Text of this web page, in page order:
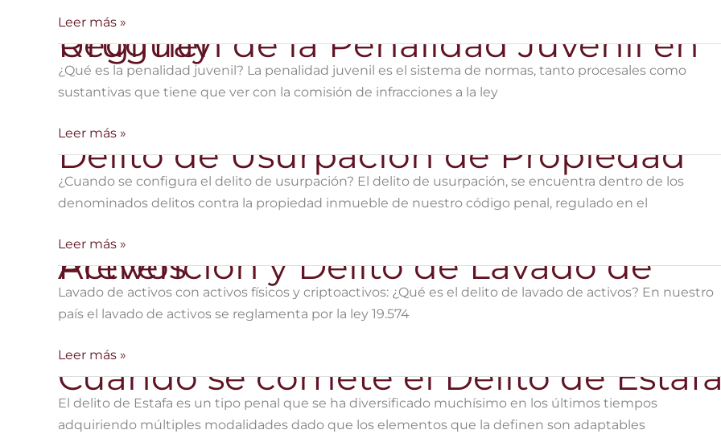
Penal
¿Cómo
Funcionan
los
Acuerdos
el
Proceso
Abreviado?
Leer más »
Régimen de la Penalidad Juvenil en Uruguay
¿Qué es la penalidad juvenil? La penalidad juvenil es el sistema de normas, tanto procesales como
sustantivas que tiene que ver con la comisión de infracciones a la ley
Régimen
de
la
Penalidad
en
Uruguay
Leer más »
Delito de Usurpación de Propiedad
¿Cuando se configura el delito de usurpación? El delito de usurpación, se encuentra dentro de los
denominados delitos contra la propiedad inmueble de nuestro código penal, regulado en el
Delito
de
Usurpación
de
Leer más »
Prevención y Delito de Lavado de Activos
Lavado de activos con activos físicos y criptoactivos: ¿Qué es el delito de lavado de activos? En nuestro
país el lavado de activos se reglamenta por la ley 19.574
Prevención
y
Delito
de
Leer más »
Cuando se comete el Delito de
El delito de Estafa es un tipo penal que se ha diversificado muchísimo en los últimos tiempos
adquiriendo múltiples modalidades dado que los elementos que la definen son adaptables